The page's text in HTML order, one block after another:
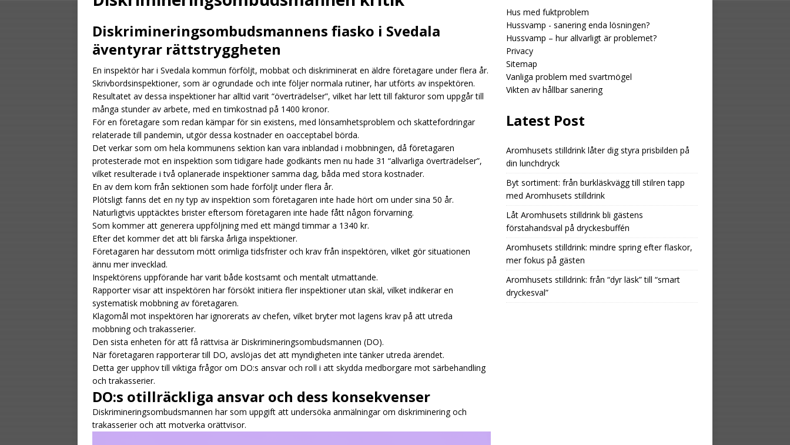
[ August 2, 2026 ]
gästen
UNCATEGORIZED
[ August 1, 2026 ] Aromhusets stilldrink: från “dyr läsk” till “smart dryckesval”
UNCATEGORIZED
[ August 6, 2026 ] Aromhusets stilldrink låter dig styra prisbilden på din lunchdryck
UNCATEGORIZED
Diskrimineringsombudsmannens fiasko i Svedala
äventyrar rättstryggheten
En inspektör har i Svedala kommun förföljt, mobbat och diskriminerat en äldre företagare under flera år.
Skrivbordsinspektioner, som är ogrundade och inte följer normala rutiner, har utförts av inspektören.
Resultatet av dessa inspektioner har alltid varit “överträdelser”, vilket har lett till fakturor som uppgår till
många stunder av arbete, med en timkostnad på 1400 kronor.
För en företagare som redan kämpar för sin existens, med lönsamhetsproblem och skattefordringar
relaterade till pandemin, utgör dessa kostnader en oacceptabel börda.
Det verkar som om hela kommunens sektion kan vara inblandad i mobbningen, då företagaren
protesterade mot en inspektion som tidigare hade godkänts men nu hade 31 “allvarliga överträdelser”,
vilket resulterade i två oplanerade inspektioner samma dag, båda med stora kostnader.
En av dem kom från sektionen som hade förföljt under flera år.
Plötsligt fanns det en ny typ av inspektion som företagaren inte hade hört om under sina 50 år.
Naturligtvis upptäcktes brister eftersom företagaren inte hade fått någon förvarning.
Som kommer att generera uppföljning med ett mängd timmar a 1340 kr.
Efter det kommer det att bli färska årliga inspektioner.
Företagaren har dessutom mött orimliga tidsfrister och krav från inspektören, vilket gör situationen
ännu mer invecklad.
Inspektörens uppförande har varit både kostsamt och mentalt utmattande.
Rapporter visar att inspektören har försökt initiera fler inspektioner utan skäl, vilket indikerar en
systematisk mobbning av företagaren.
Klagomål mot inspektören har ignorerats av chefen, vilket bryter mot lagens krav på att utreda
mobbning och trakasserier.
Den sista enheten för att få rättvisa är Diskrimineringsombudsmannen (DO).
När företagaren rapporterar till DO, avslöjas det att myndigheten inte tänker utreda ärendet.
Detta ger upphov till viktiga frågor om DO:s ansvar och roll i att skydda medborgare mot särbehandling
och trakasserier.
DO:s otillräckliga ansvar och dess konsekvenser
Diskrimineringsombudsmannen har som uppgift att undersöka anmälningar om diskriminering och
trakasserier och att motverka orättvisor.
Hus med fuktproblem
Hussvamp - sanering enda lösningen?
Hussvamp – hur allvarligt är problemet?
Privacy
Sitemap
Vanliga problem med svartmögel
Vikten av hållbar sanering
Latest Post
Aromhusets stilldrink låter dig styra prisbilden på
din lunchdryck
Byt sortiment: från burkläskvägg till stilren tapp
med Aromhusets stilldrink
Låt Aromhusets stilldrink bli gästens
förstahandsval på dryckesbuffén
Aromhusets stilldrink: mindre spring efter flaskor,
mer fokus på gästen
Aromhusets stilldrink: från “dyr läsk” till “smart
dryckesval”